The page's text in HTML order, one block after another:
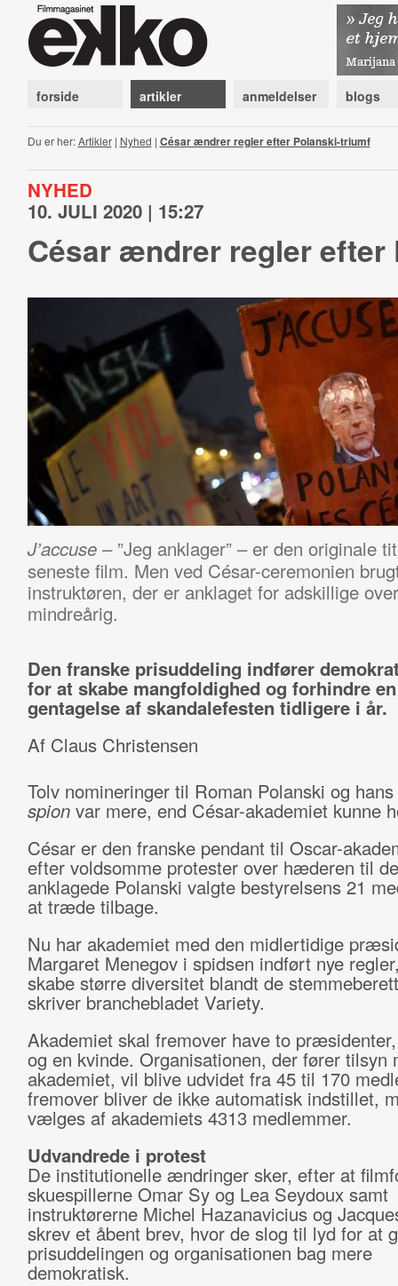
forside artikler anmeldelser blogs
Du er her:Artikler| Nyhed | César ændrer regler efter Polanski-triumf
NYHED
10. JULI 2020 | 15:27
César ændrer regler efter
J’accuse– ”Jeg anklager” – er den originale
seneste film. Men ved César-ceremonien
instruktøren, der er anklaget for adskillige
mindreårig.
Den franske prisuddeling indfører
for at skabe mangfoldighed og forhindre en
gentagelse af skandalefesten tidligere i år.
Af Claus Christensen
Tolv nomineringer til Roman Polanski og hans
spionvar mere, end César-akademiet kunne
César er den franske pendant til Oscar-
efter voldsomme protester over hæderen til
anklagede Polanski valgte bestyrelsens 21
at træde tilbage.
Nu har akademiet med den midlertidige
Margaret Menegov i spidsen indført nye
skabe større diversitet blandt de
skriver branchebladet Variety.
Akademiet skal fremover have to
og en kvinde. Organisationen, der fører tilsyn
akademiet, vil blive udvidet fra 45 til 170
fremover bliver de ikke automatisk indstillet,
vælges af akademiets 4313 medlemmer.
Udvandrede i protest
De institutionelle ændringer sker, efter at
skuespillerne Omar Sy og Lea Seydoux samt
instruktørerne Michel Hazanavicius og
skrev et åbent brev, hvor de slog til lyd for at
prisuddelingen og organisationen bag mere
demokratisk.